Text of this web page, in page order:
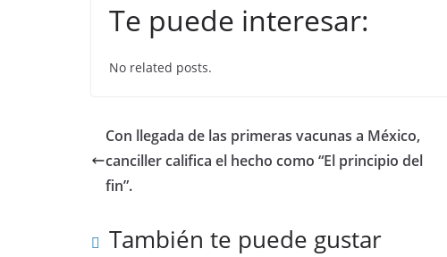
c
e
b
o
k
itt
er
at
p
k
Te puede interesar:
No related posts.
Con llegada de las primeras vacunas a México,
canciller califica el hecho como “El principio del
fin”.
También te puede gustar